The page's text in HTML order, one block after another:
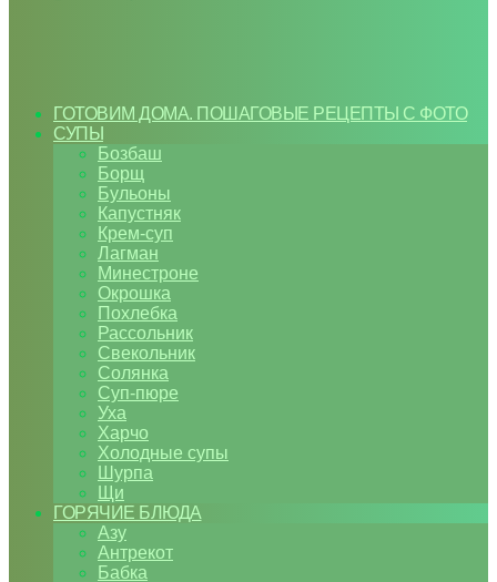
ГОТОВИМ ДОМА. ПОШАГОВЫЕ РЕЦЕПТЫ С ФОТО
СУПЫ
Бозбаш
Борщ
Бульоны
Капустняк
Крем-суп
Лагман
Минестроне
Окрошка
Похлебка
Рассольник
Свекольник
Солянка
Суп-пюре
Уха
Харчо
Холодные супы
Шурпа
Щи
ГОРЯЧИЕ БЛЮДА
Азу
Антрекот
Бабка